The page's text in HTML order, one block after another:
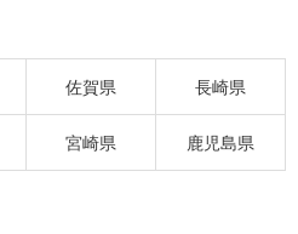
佐賀県 長崎県
宮崎県 鹿児島県